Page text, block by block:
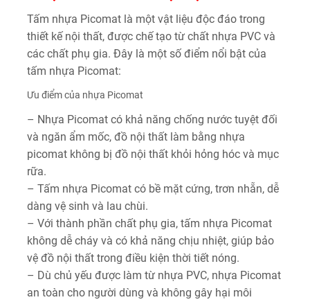
Tấm nhựa Picomat là một vật liệu độc đáo trong
thiết kế nội thất, được chế tạo từ chất nhựa PVC và
các chất phụ gia. Đây là một số điểm nổi bật của
tấm nhựa Picomat:
Ưu điểm của nhựa Picomat
– Nhựa Picomat có khả năng chống nước tuyệt đối
và ngăn ẩm mốc, đồ nội thất làm bằng nhựa
picomat không bị đồ nội thất khỏi hỏng hóc và mục
rữa.
– Tấm nhựa Picomat có bề mặt cứng, trơn nhẵn, dễ
dàng vệ sinh và lau chùi.
– Với thành phần chất phụ gia, tấm nhựa Picomat
không dễ cháy và có khả năng chịu nhiệt, giúp bảo
vệ đồ nội thất trong điều kiện thời tiết nóng.
– Dù chủ yếu được làm từ nhựa PVC, nhựa Picomat
an toàn cho người dùng và không gây hại môi